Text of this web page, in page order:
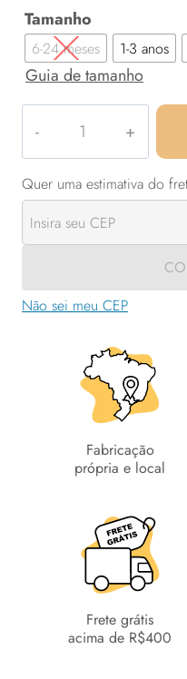
Tamanho
6-24 meses 1-3 anos
Guia de tamanho
estrelada
pé
(brilha
no
quantidade
Não sei meu CEP
Fabricação
própria e local
Frete grátis
acima de R$400